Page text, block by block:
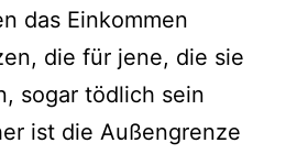
das Einkommen
die für jene, die sie
sogar tödlich sein
ist die Außengrenze